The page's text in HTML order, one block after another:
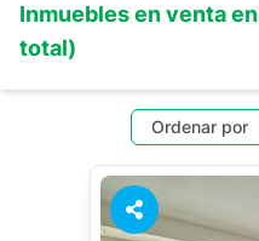
Inmuebles enventaen
total)
Ordenar por